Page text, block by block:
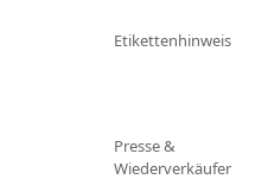
Etikettenhinweis
Presse &
Wiederverkäufer